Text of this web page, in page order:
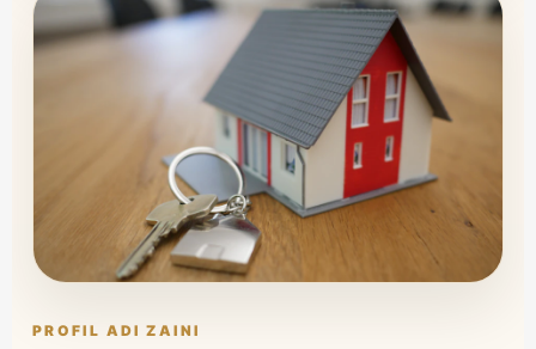
PROFIL ADI ZAINI